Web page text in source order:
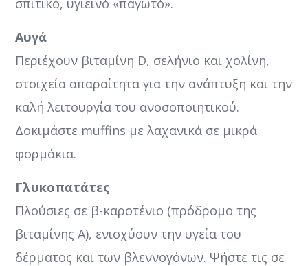
σπιτικό, υγιεινό «παγωτό».
Αυγά
Περιέχουν βιταμίνη D, σελήνιο και χολίνη,
στοιχεία απαραίτητα για την ανάπτυξη και την
καλή λειτουργία του ανοσοποιητικού.
Δοκιμάστε muffins με λαχανικά σε μικρά
φορμάκια.
Γλυκοπατάτες
Πλούσιες σε β-καροτένιο (πρόδρομο της
βιταμίνης Α), ενισχύουν την υγεία του
δέρματος και των βλεννογόνων. Ψήστε τις σε